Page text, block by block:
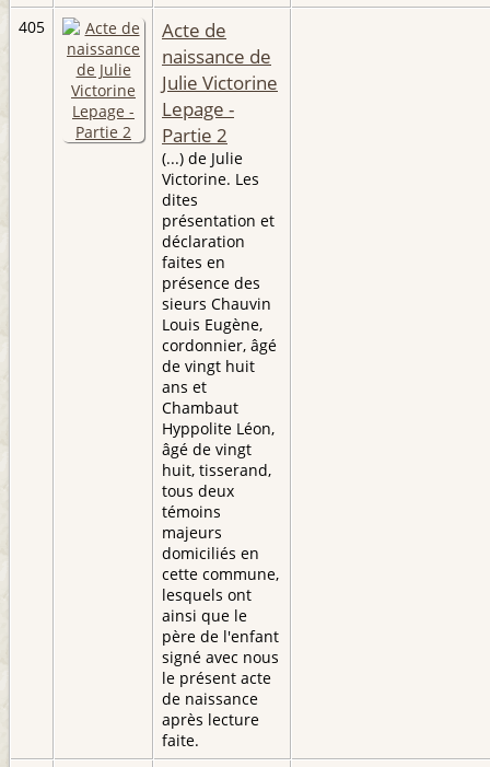
405
Acte de
naissance de
Julie Victorine
Lepage -
Partie 2
(...) de Julie
Victorine. Les
dites
présentation et
déclaration
faites en
présence des
sieurs Chauvin
Louis Eugène,
cordonnier, âgé
de vingt huit
ans et
Chambaut
Hyppolite Léon,
âgé de vingt
huit, tisserand,
tous deux
témoins
majeurs
domiciliés en
cette commune,
lesquels ont
ainsi que le
père de l'enfant
signé avec nous
le présent acte
de naissance
après lecture
faite.